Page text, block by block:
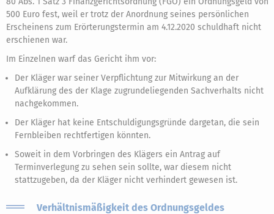
500 Euro fest, weil er trotz der Anordnung seines persönlichen
Erscheinens zum Erörterungstermin am 4.12.2020 schuldhaft nicht
erschienen war.
Im Einzelnen warf das Gericht ihm vor:
Der Kläger war seiner Verpflichtung zur Mitwirkung an der
Aufklärung des der Klage zugrundeliegenden Sachverhalts nicht
nachgekommen.
Der Kläger hat keine Entschuldigungsgründe dargetan, die sein
Fernbleiben rechtfertigen könnten.
Soweit in dem Vorbringen des Klägers ein Antrag auf
Terminverlegung zu sehen sein sollte, war diesem nicht
stattzugeben, da der Kläger nicht verhindert gewesen ist.
Verhältnismäßigkeit des Ordnungsgeldes